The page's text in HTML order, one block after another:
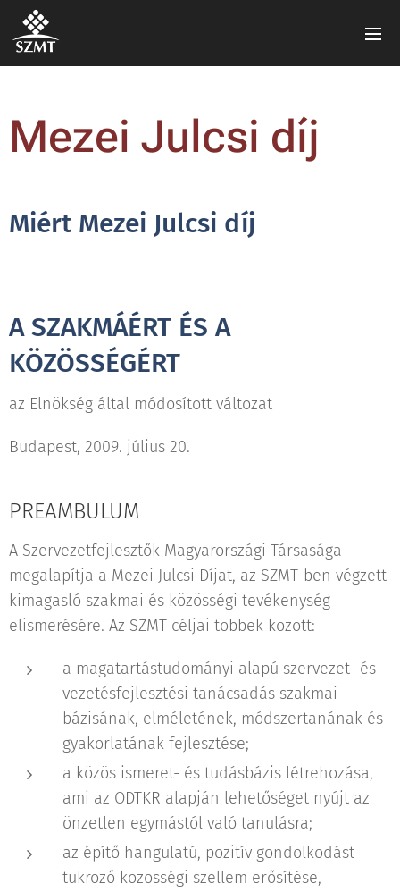
Mezei Julcsi díj
Miért Mezei Julcsi díj
A SZAKMÁÉRT ÉS A
KÖZÖSSÉGÉRT
az Elnökség által módosított változat
Budapest, 2009. július 20.
PREAMBULUM
A Szervezetfejlesztők Magyarországi Társasága
megalapítja a Mezei Julcsi Díjat, az SZMT-ben végzett
kimagasló szakmai és közösségi tevékenység
elismerésére. Az SZMT céljai többek között:
a magatartástudományi alapú szervezet- és
vezetésfejlesztési tanácsadás szakmai
bázisának, elméletének, módszertanának és
gyakorlatának fejlesztése;
a közös ismeret- és tudásbázis létrehozása,
ami az ODTKR alapján lehetőséget nyújt az
önzetlen egymástól való tanulásra;
az építő hangulatú, pozitív gondolkodást
tükröző közösségi szellem erősítése,